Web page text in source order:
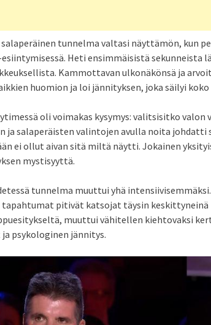
salaperäinen tunnelma valtasi näyttämön, kun
esiintymisessä. Heti ensimmäisistä sekunneista
Kammottavan ulkonäkönsä ja
huomion ja loi jännityksen, joka säilyi koko
oli voimakas kysymys: valitsisitko valon
ja salaperäisten valintojen avulla noita
ei ollut aivan sitä miltä näytti. Jokainen
mystisyyttä.
tunnelma muuttui yhä
pitivät katsojat täysin
muuttui vähitellen kiehtovaksi
psykologinen jännitys.